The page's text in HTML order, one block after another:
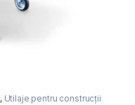
, Utilaje pentru construcții